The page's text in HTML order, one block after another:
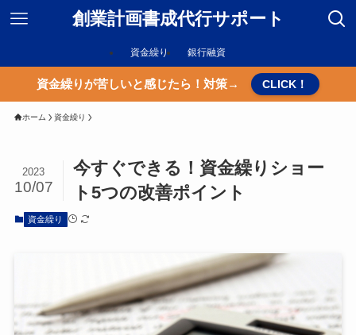
創業計画書成代行サポート
資金繰り 銀行融資
資金繰りが苦しいと感じたら！対策→ CLICK！
ホーム 資金繰り
今すぐできる！資金繰りショー
ト5つの改善ポイント
2023
10/07
資金繰り